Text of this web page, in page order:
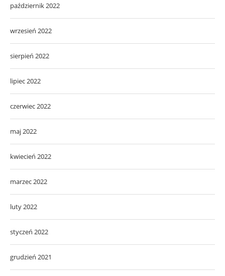
październik 2022
wrzesień 2022
sierpień 2022
lipiec 2022
czerwiec 2022
maj 2022
kwiecień 2022
marzec 2022
luty 2022
styczeń 2022
grudzień 2021